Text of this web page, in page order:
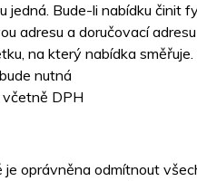
jedná. Bude-li nabídku činit
adresu a doručovací adresu
na který nabídka
nutná
DPH
oprávněna odmítnout